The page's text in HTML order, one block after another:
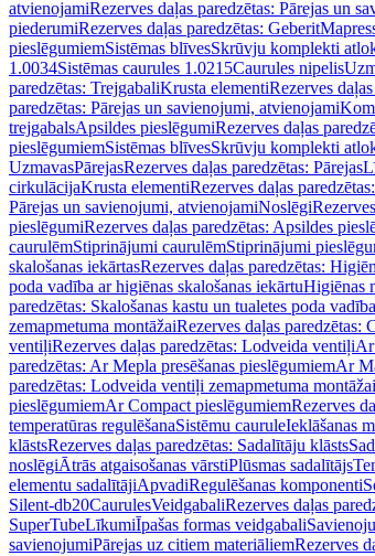
atvienojamiRezerves daļas paredzētas: Pārejas un
piederumiRezerves daļas paredzētas:
pieslēgumiemSistēmas blīvesSkrūvju komplekti
1.0034Sistēmas caurules 1.0215Caurules nipelis
paredzētas: TrejgabaliKrusta elementiRezerves
paredzētas: Pārejas un savienojumi, atvienojami
trejgabalsApsildes pieslēgumiRezerves daļas
pieslēgumiemSistēmas blīvesSkrūvju komplekti
UzmavasPārejasRezerves daļas paredzētas: Pārejas
cirkulācijaKrusta elementiRezerves daļas
Pārejas un savienojumi, atvienojamiNoslēgi
pieslēgumiRezerves daļas paredzētas: Apsildes
caurulēmStiprinājumi caurulēmStiprinājumi
skalošanas iekārtasRezerves daļas paredzētas:
poda vadība ar higiēnas skalošanas iekārtuHigiēnas
paredzētas: Skalošanas kastu un tualetes poda
zemapmetuma montāžaiRezerves daļas paredzētas:
ventiļiRezerves daļas paredzētas: Lodveida ventiļiAr
paredzētas: Ar Mepla presēšanas pieslēgumiemAr
paredzētas: Lodveida ventiļi zemapmetuma montāžai
pieslēgumiemAr Compact pieslēgumiemRezerves
temperatūras regulēšanaSistēmu cauruleIeklāšanas
klāstsRezerves daļas paredzētas: Sadalītāju klāsts
noslēgiĀtrās atgaisošanas vārstiPlūsmas sadalītājs
elementu sadalītājiApvadiRegulēšanas komponenti
Silent-db20CaurulesVeidgabaliRezerves daļas
SuperTubeLīkumiĪpašas formas veidgabali
savienojumiPārejas uz citiem materiāliemRezerves